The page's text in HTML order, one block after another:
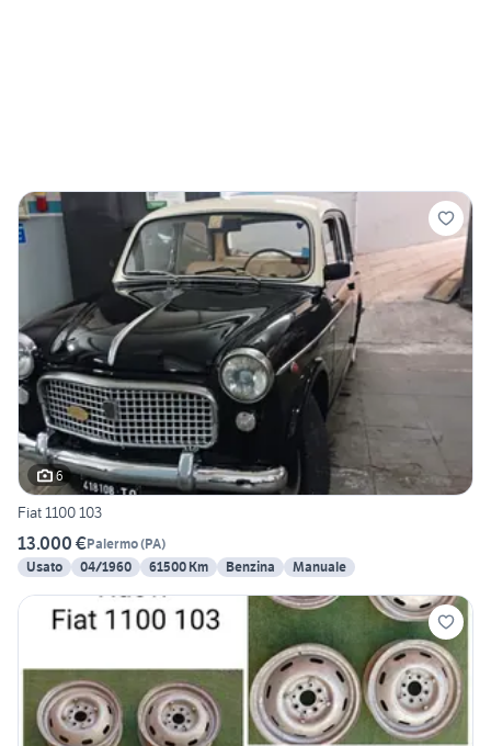
6
Fiat 1100 103
13.000 €Palermo(PA)
Usato
04/1960 61500 Km Benzina Manuale